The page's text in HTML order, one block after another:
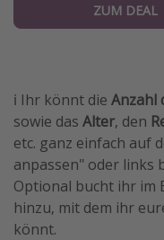
ZUM DEAL
ℹ️ Ihr könnt die Anzahl
sowie das Alter, den
etc. ganz einfach auf
anpassen" oder links
Optional bucht ihr im
hinzu, mit dem ihr
könnt.